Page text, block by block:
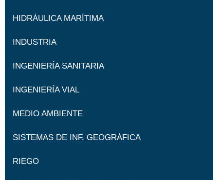
HIDRÁULICA MARÍTIMA
INDUSTRIA
INGENIERÍA SANITARIA
INGENIERÍA VIAL
MEDIO AMBIENTE
SISTEMAS DE INF. GEOGRÁFICA
RIEGO